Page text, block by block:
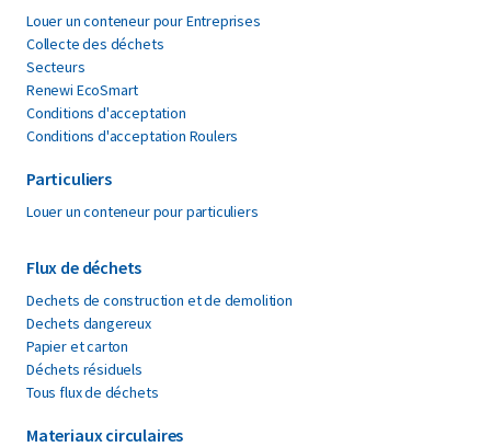
Louer un conteneur pour Entreprises
Collecte des déchets
Secteurs
Renewi EcoSmart
Conditions d'acceptation
Conditions d'acceptation Roulers
Particuliers
Louer un conteneur pour particuliers
Flux de déchets
Dechets de construction et de demolition
Dechets dangereux
Papier et carton
Déchets résiduels
Tous flux de déchets
Materiaux circulaires